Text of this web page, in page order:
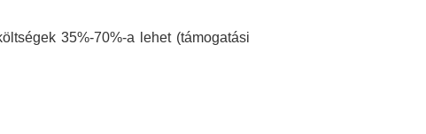
35%-70%-a lehet (támogatási